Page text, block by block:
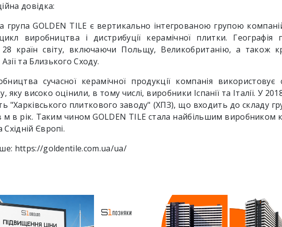
довідка:
група GOLDEN TILE є вертикально інтегрованою групою
виробництва і дистрибуції керамічної плитки. Географія
країн світу, включаючи Польщу, Великобританію, а також
та Близького Сходу.
сучасної керамічної продукції компанія використовує
яку високо оцінили, в тому числі, виробники Іспанії та Італії. У
"Харківського плиткового заводу" (ХПЗ), що входить до складу
м в рік. Таким чином GOLDEN TILE стала найбільшим виробником
Східній Європі.
https://goldentile.com.ua/ua/